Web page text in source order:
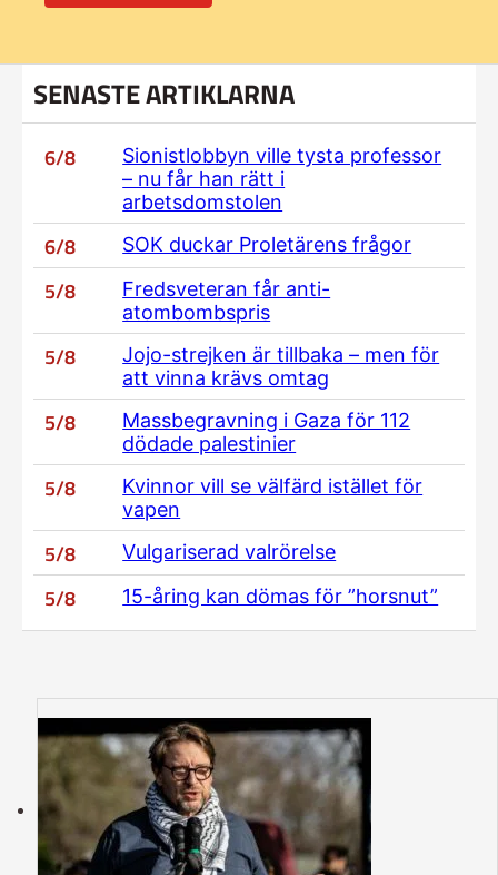
SENASTE ARTIKLARNA
6/8
Sionistlobbyn ville tysta professor
– nu får han rätt i
arbetsdomstolen
6/8 SOK duckar Proletärens frågor
5/8
Fredsveteran får anti-
atombombspris
5/8
Jojo-strejken är tillbaka – men för
att vinna krävs omtag
5/8
Massbegravning i Gaza för 112
dödade palestinier
5/8
Kvinnor vill se välfärd istället för
vapen
5/8 Vulgariserad valrörelse
5/8 15-åring kan dömas för ”horsnut”